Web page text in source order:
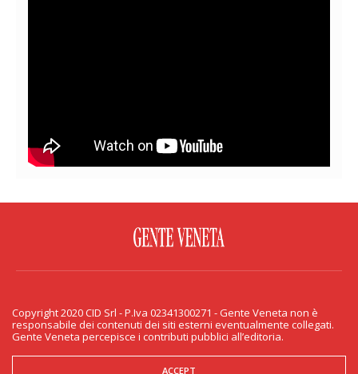
PRIVACY & COOKIE
Copyright 2020 CID Srl - P.Iva 02341300271 - Gente Veneta non è responsabile
dei contenuti dei siti esterni eventualmente collegati. Gente Veneta percepisce
i contributi pubblici all’editoria.
Copyright 2020 CID Srl - P.Iva 02341300271 - Gente Veneta non è
responsabile dei contenuti dei siti esterni eventualmente collegati.
Gente Veneta percepisce i contributi pubblici all’editoria.
ACCEPT